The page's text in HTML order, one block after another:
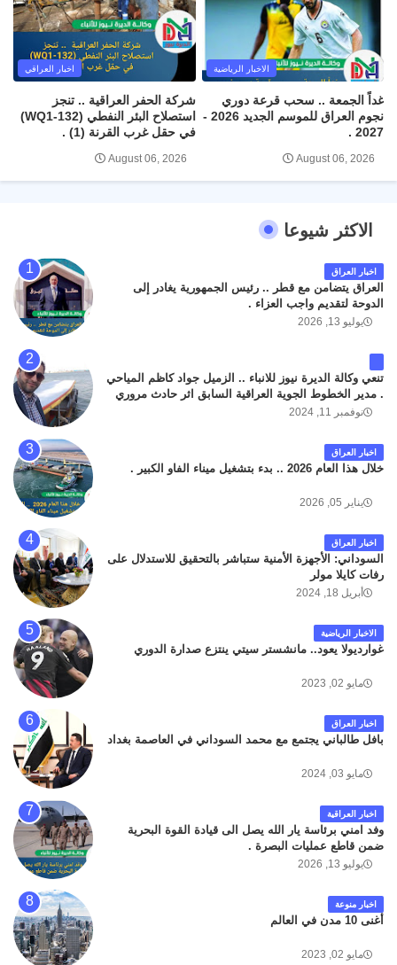
الاخبار الرياضية
غداً الجمعة .. سحب قرعة دوري
نجوم العراق للموسم الجديد 2026 -
2027 .
August 06, 2026
اخبار العراقي
شركة الحفر العراقية .. تنجز
استصلاح البئر النفطي (WQ1-132)
في حقل غرب القرنة (1) .
August 06, 2026
الاكثر شيوعا
اخبار العراق
العراق يتضامن مع قطر .. رئيس الجمهورية يغادر إلى
الدوحة لتقديم واجب العزاء .
يوليو 13, 2026
تنعي وكالة الديرة نيوز للانباء .. الزميل جواد كاظم المياحي
. مدير الخطوط الجوية العراقية السابق اثر حادث مروري
داخل مطار البصرة الدولي اليوم الاثنين على الطريق
كان سبب الحادث يعود لتصادم عجلته مع عجلة نوع كيا بنكو
تابعة لشركة الهلال الماسكة لإعمار مطار البصرة الدولي .
سائلين الله عز وجل ان يتغمد الفقيد بواسع رحمته ، و انا
نوفمبر 11, 2024
اخبار العراق
خلال هذا العام 2026 .. بدء بتشغيل ميناء الفاو الكبير .
يناير 05, 2026
اخبار العراق
السوداني: الأجهزة الأمنية ستباشر بالتحقيق للاستدلال على
رفات كايلا مولر
أبريل 18, 2024
الاخبار الرياضية
غوارديولا يعود.. مانشستر سيتي ينتزع صدارة الدوري
مايو 02, 2023
اخبار العراق
بافل طالباني يجتمع مع محمد السوداني في العاصمة بغداد
مايو 03, 2024
اخبار العراقية
وفد امني برئاسة يار الله يصل الى قيادة القوة البحرية
ضمن قاطع عمليات البصرة .
يوليو 13, 2026
اخبار منوعة
أغنى 10 مدن في العالم
مايو 02, 2023